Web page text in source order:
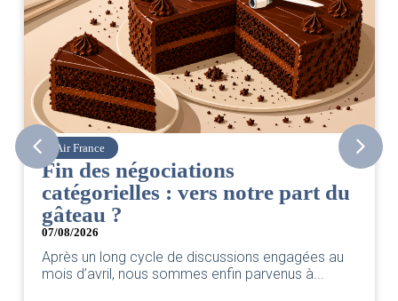
Corsair
CSE. Juillet 2026
06/08/2026 ACCÈS RESTREINT
Retrouvez le compte rendu du CSE de juillet
par votre équipe SNPNC-FO Corsair. ...
Lire l'actu